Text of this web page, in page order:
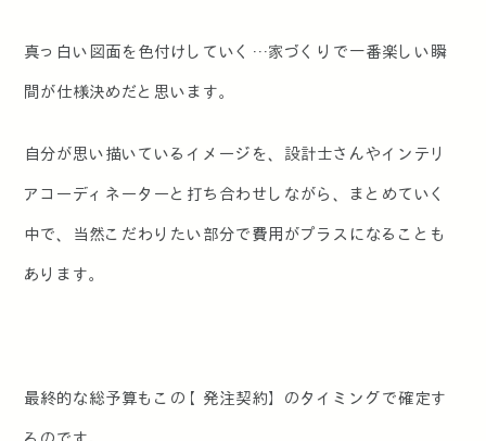
真っ白い図面を色付けしていく…家づくりで一番楽しい瞬
間が仕様決めだと思います。
自分が思い描いているイメージを、設計士さんやインテリ
アコーディネーターと打ち合わせしながら、まとめていく
中で、当然こだわりたい部分で費用がプラスになることも
あります。
最終的な総予算もこの【発注契約】のタイミングで確定す